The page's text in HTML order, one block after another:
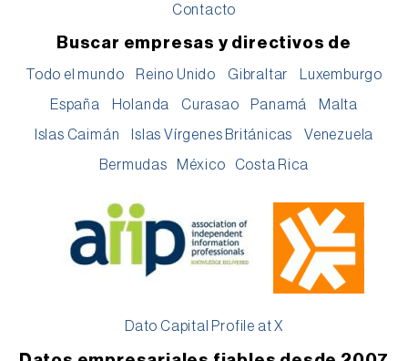
Contacto
Buscar empresas y directivos de
Todo el mundo Reino Unido Gibraltar Luxemburgo
España Holanda Curasao Panamá Malta
Islas Caimán Islas Vírgenes Británicas Venezuela
Bermudas México Costa Rica
Dato Capital Profile at X